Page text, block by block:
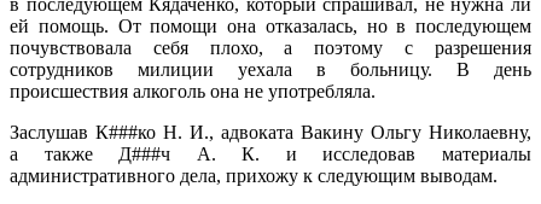
ей помощь. От помощи она отказалась, но в последующем
почувствовала себя плохо, а поэтому с разрешения
сотрудников милиции уехала в больницу. В день
происшествия алкоголь она не употребляла.
Заслушав К###ко Н. И., адвоката Вакину Ольгу Николаевну,
а также Д###ч А. К. и исследовав материалы
административного дела, прихожу к следующим выводам.